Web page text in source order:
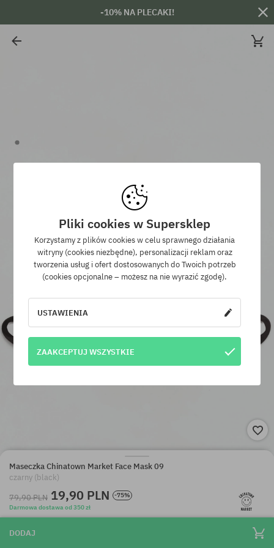
-10% NA PLECAKI!
Maseczka Chinatown Market Face Mask 09
czarny (black)
79,90 PLN 19,90 PLN
-75%
Darmowa dostawa od 350 zł
DODAJ
Pliki cookies w Supersklep
Korzystamy z plików cookies w celu sprawnego działania
witryny (cookies niezbędne), personalizacji reklam oraz
tworzenia usług i ofert dostosowanych do Twoich potrzeb
(cookies opcjonalne – możesz na nie wyrazić zgodę).
USTAWIENIA
ZAAKCEPTUJ WSZYSTKIE